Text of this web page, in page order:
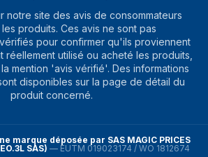
notre site des avis de consommateurs
produits. Ces avis ne sont pas
pour confirmer qu'ils proviennent
réellement utilisé ou acheté les produits,
mention 'avis vérifié'. Des informations
disponibles sur la page de détail du
produit concerné.
marque déposée par SAS MAGIC PRICES
SAS) — EUTM 019023174 / WO 1812674